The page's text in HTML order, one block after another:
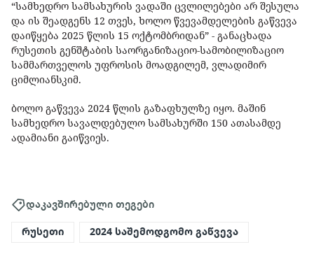
“სამხედრო სამსახურის ვადაში ცვლილებები არ შესულა
და ის შეადგენს 12 თვეს, ხოლო წვევამდელების გაწვევა
დაიწყება 2025 წლის 15 ოქტომბრიდან” - განაცხადა
რუსეთის გენშტაბის საორგანიზაციო-სამობილიზაციო
სამმართველოს უფროსის მოადგილემ, ვლადიმირ
ციმლიანსკიმ.
ბოლო გაწვევა 2024 წლის გაზაფხულზე იყო. მაშინ
სამხედრო სავალდებულო სამსახურში 150 ათასამდე
ადამიანი გაიწვიეს.
დაკავშირებული თეგები
რუსეთი 2024 საშემოდგომო გაწვევა